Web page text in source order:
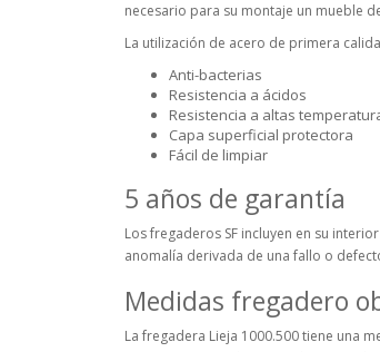
necesario para su montaje un mueble
La utilización de acero de primera
Anti-bacterias
Resistencia a ácidos
Resistencia a altas
Capa superficial protectora
Fácil de limpiar
5 años de garantía
Los fregaderos SF incluyen en su
anomalía derivada de una fallo o
Medidas fregadero
La fregadera Lieja 1000.500 tiene una